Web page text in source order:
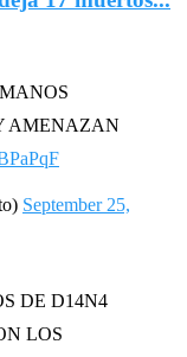
AMENAZAN
September 25,
DE D14N4
LOS